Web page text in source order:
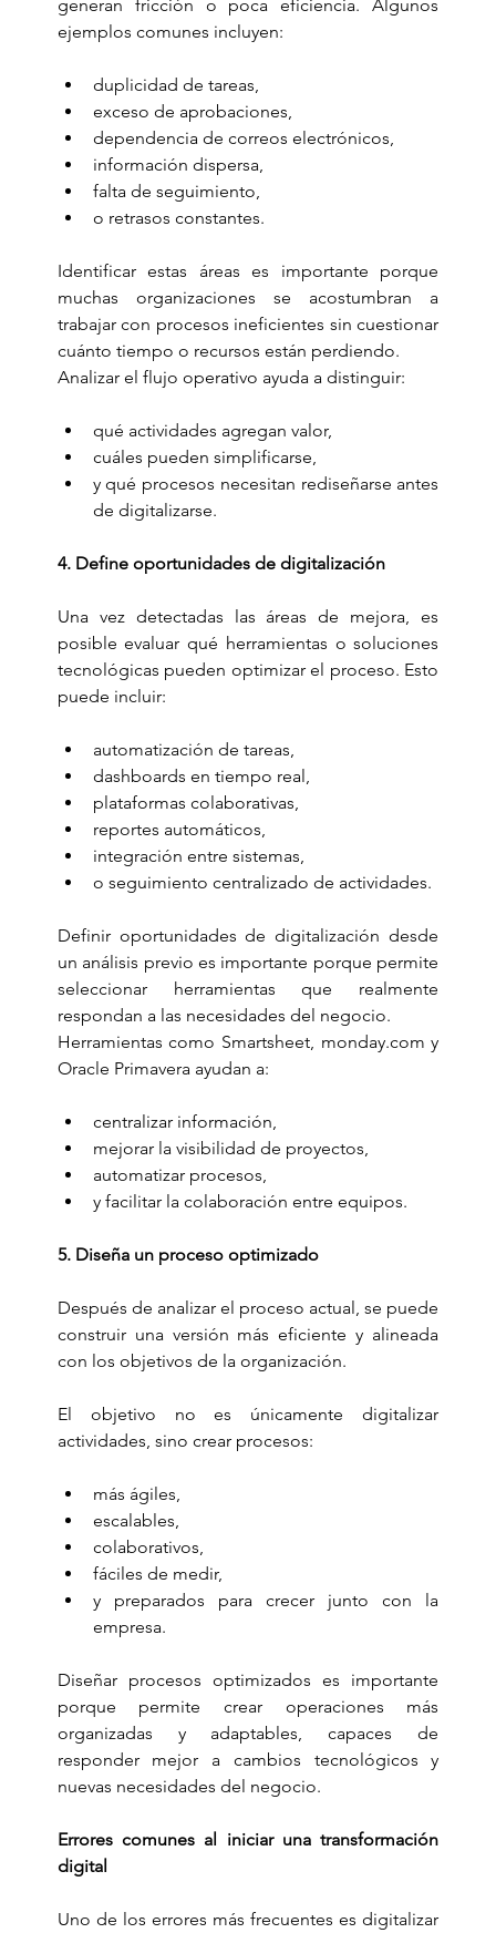
generan fricción o poca eficiencia. Algunos
ejemplos comunes incluyen:
duplicidad de tareas,
exceso de aprobaciones,
dependencia de correos electrónicos,
información dispersa,
falta de seguimiento,
o retrasos constantes.
Identificar estas áreas es importante porque
muchas organizaciones se acostumbran a
trabajar con procesos ineficientes sin cuestionar
cuánto tiempo o recursos están perdiendo.
Analizar el flujo operativo ayuda a distinguir:
qué actividades agregan valor,
cuáles pueden simplificarse,
y qué procesos necesitan rediseñarse antes
de digitalizarse.
4. Define oportunidades de digitalización
Una vez detectadas las áreas de mejora, es
posible evaluar qué herramientas o soluciones
tecnológicas pueden optimizar el proceso. Esto
puede incluir:
automatización de tareas,
dashboards en tiempo real,
plataformas colaborativas,
reportes automáticos,
integración entre sistemas,
o seguimiento centralizado de actividades.
Definir oportunidades de digitalización desde
un análisis previo es importante porque permite
seleccionar herramientas que realmente
respondan a las necesidades del negocio.
Herramientas como Smartsheet, monday.com y
Oracle Primavera ayudan a:
centralizar información,
mejorar la visibilidad de proyectos,
automatizar procesos,
y facilitar la colaboración entre equipos.
5. Diseña un proceso optimizado
Después de analizar el proceso actual, se puede
construir una versión más eficiente y alineada
con los objetivos de la organización.
El objetivo no es únicamente digitalizar
actividades, sino crear procesos:
más ágiles,
escalables,
colaborativos,
fáciles de medir,
y preparados para crecer junto con la
empresa.
Diseñar procesos optimizados es importante
porque permite crear operaciones más
organizadas y adaptables, capaces de
responder mejor a cambios tecnológicos y
nuevas necesidades del negocio.
Errores comunes al iniciar una transformación
digital
Uno de los errores más frecuentes es digitalizar